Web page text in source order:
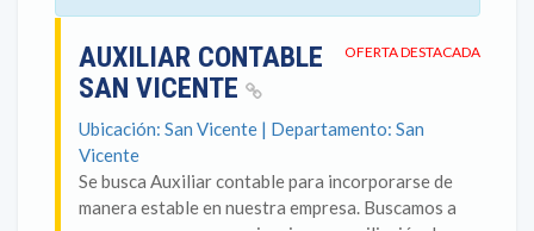
OFERTA DESTACADA
AUXILIAR CONTABLE
SAN VICENTE
Ubicación: San Vicente | Departamento: San
Vicente
Se busca Auxiliar contable para incorporarse de
manera estable en nuestra empresa. Buscamos a